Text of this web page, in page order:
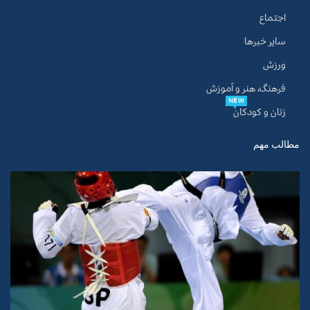
اجتماع
سایر خبرها
ورزش
فرهنگ، هنر و آموزش
زنان و کودکان
NEW
مطالب مهم